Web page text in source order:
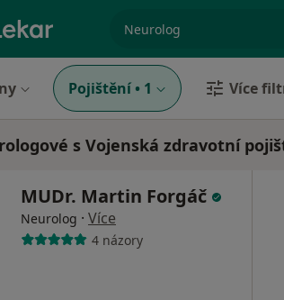
Pojištění • 1 Více
s Vojenská zdravotní
MUDr. Martin Forgáč
Neurolog · Více
4 názory